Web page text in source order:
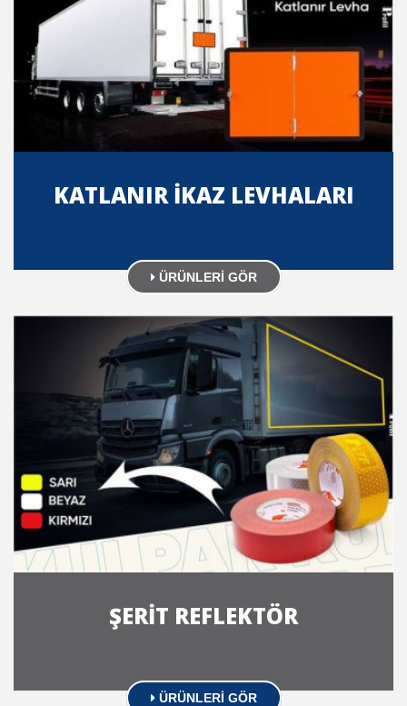
KATLANIR İKAZ LEVHALARI
ÜRÜNLERİ GÖR
ŞERİT REFLEKTÖR
ÜRÜNLERİ GÖR